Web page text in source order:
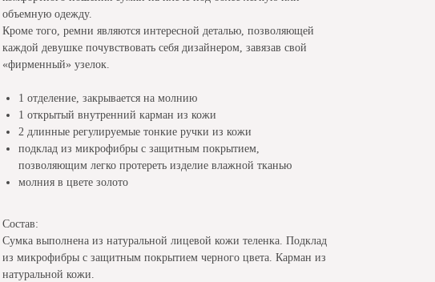
объемную одежду.
Кроме того, ремни являются интересной деталью, позволяющей
каждой девушке почувствовать себя дизайнером, завязав свой
«фирменный» узелок.
1 отделение, закрывается на молнию
1 открытый внутренний карман из кожи
2 длинные регулируемые тонкие ручки из кожи
подклад из микрофибры с защитным покрытием,
позволяющим легко протереть изделие влажной тканью
молния в цвете золото
Состав:
Сумка выполнена из натуральной лицевой кожи теленка. Подклад
из микрофибры с защитным покрытием черного цвета. Карман из
натуральной кожи.